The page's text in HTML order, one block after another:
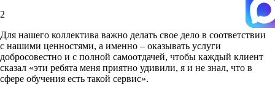
2
Для нашего коллектива важно делать свое дело в соответствии
с нашими ценностями, а именно – оказывать услуги
добросовестно и с полной самоотдачей, чтобы каждый клиент
сказал «эти ребята меня приятно удивили, я и не знал, что в
сфере обучения есть такой сервис».